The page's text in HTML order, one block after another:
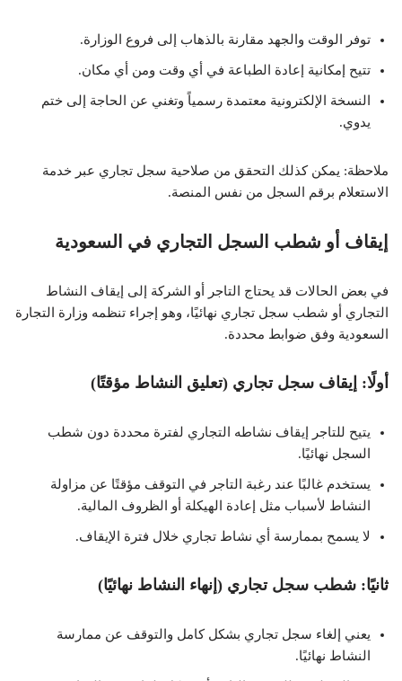
توفر الوقت والجهد مقارنة بالذهاب إلى فروع الوزارة.
تتيح إمكانية إعادة الطباعة في أي وقت ومن أي مكان.
النسخة الإلكترونية معتمدة رسمياً وتغني عن الحاجة إلى ختم
يدوي.
ملاحظة: يمكن كذلك التحقق من صلاحية سجل تجاري عبر خدمة
الاستعلام برقم السجل من نفس المنصة.
إيقاف أو شطب السجل التجاري في السعودية
في بعض الحالات قد يحتاج التاجر أو الشركة إلى إيقاف النشاط
التجاري أو شطب سجل تجاري نهائيًا، وهو إجراء تنظمه وزارة التجارة
السعودية وفق ضوابط محددة.
أولًا: إيقاف سجل تجاري (تعليق النشاط مؤقتًا)
يتيح للتاجر إيقاف نشاطه التجاري لفترة محددة دون شطب
السجل نهائيًا.
يستخدم غالبًا عند رغبة التاجر في التوقف مؤقتًا عن مزاولة
النشاط لأسباب مثل إعادة الهيكلة أو الظروف المالية.
لا يسمح بممارسة أي نشاط تجاري خلال فترة الإيقاف.
ثانيًا: شطب سجل تجاري (إنهاء النشاط نهائيًا)
يعني إلغاء سجل تجاري بشكل كامل والتوقف عن ممارسة
النشاط نهائيًا.